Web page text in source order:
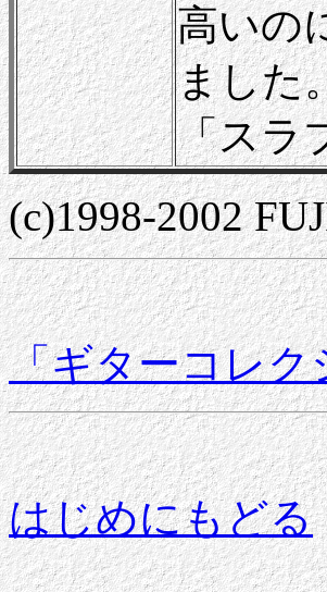
高いの
ました
「スラ
(c)1998-2002
「ギターコレク
はじめにもどる